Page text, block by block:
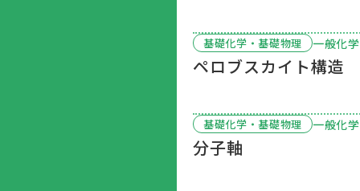
基礎化学・基礎物理 一般化学
ペロブスカイト構造
基礎化学・基礎物理 一般化学
分子軸